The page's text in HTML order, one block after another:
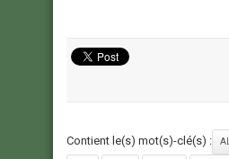
Contient le(s) mot(s)-clé(s) :